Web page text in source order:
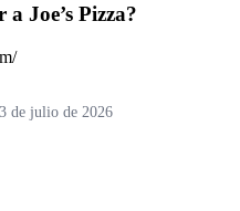
Joe’s Pizza?
de julio de 2026